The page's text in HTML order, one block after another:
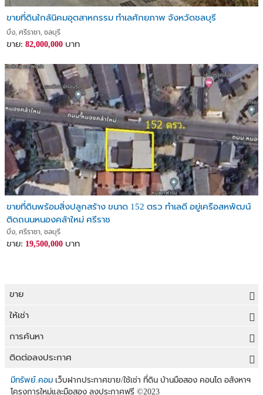
ขายที่ดินใกล้นิคมอุตสาหกรรม ทำเลศักยภาพ จังหวัดชลบุรี
บึง, ศรีราชา, ชลบุรี
ขาย: 82,000,000 บาท
ขายที่ดินพร้อมสิ่งปลูกสร้าง ขนาด 152 ตรว ทำเลดี อยู่เครือสหพัฒน์
ติดถนนหนองคล้าใหม่ ศรีราช
บึง, ศรีราชา, ชลบุรี
ขาย: 19,500,000 บาท
ขาย
ขายที่ดิน
ขายบ้าน
ขายคอนโด
ขายอาคารพาณิชย์
ให้เช่า
ให้เช่าที่ดิน
ให้เช่าบ้าน
ให้เช่าคอนโด
การค้นหา
ขายที่ดิน
ประกาศขายที่ดิน
ติดต่อลงประกาศ
ลงประกาศขายฟรี
มีทรัพย์.คอม เว็บฝากประกาศขาย/ใช้เช่า ที่ดิน บ้านมือสอง คอนโด อสังหาฯ
โครงการใหม่และมือสอง ลงประกาศฟรี ©2023